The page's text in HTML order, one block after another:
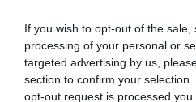
If you wish to opt-out of the
processing of your personal or
targeted advertising by us,
section to confirm your
opt-out request is processed